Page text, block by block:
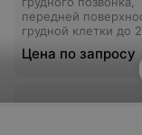
передней
грудной клетки до
Цена по запросу
Массаж верхней